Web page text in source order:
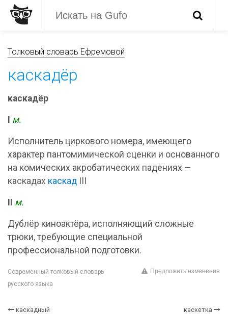
Толковый словарь Ефремовой
каскадёр
каскадёр
м.
Исполнитель циркового номера, имеющего
характер пантомимической сценки и основанного
на комических акробатических падениях —
каскадах каскад
м.
Дублёр киноактёра, исполняющий сложные
трюки, требующие специальной
профессиональной подготовки.
Современный толковый словарь
русского языка
Предложить изменения
каскадный каскетка